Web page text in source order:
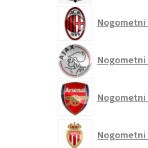
Nogometni
Nogometni
Nogometni
Nogometni